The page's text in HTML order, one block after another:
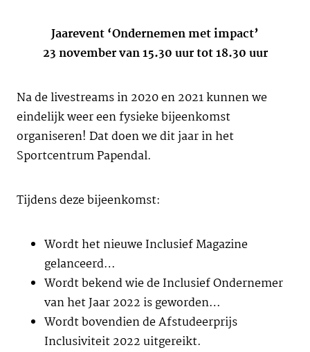
Jaarevent ‘Ondernemen met impact’
23 november van 15.30 uur tot 18.30 uur
Na de livestreams in 2020 en 2021 kunnen we
eindelijk weer een fysieke bijeenkomst
organiseren! Dat doen we dit jaar in het
Sportcentrum Papendal.
Tijdens deze bijeenkomst:
Wordt het nieuwe Inclusief Magazine
gelanceerd…
Wordt bekend wie de Inclusief Ondernemer
van het Jaar 2022 is geworden…
Wordt bovendien de Afstudeerprijs
Inclusiviteit 2022 uitgereikt.